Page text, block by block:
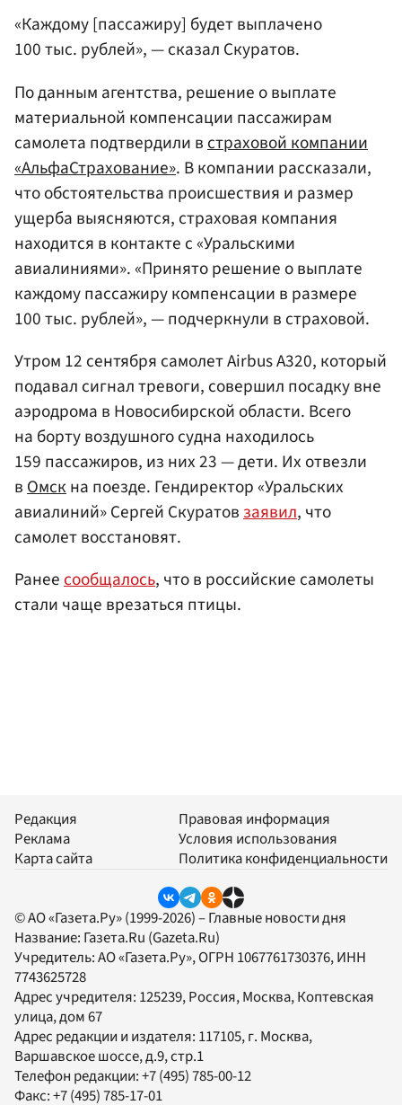
«Каждому [пассажиру] будет выплачено
100 тыс. рублей», — сказал Скуратов.
По данным агентства, решение о выплате
материальной компенсации пассажирам
самолета подтвердили в страховой компании
«АльфаСтрахование». В компании рассказали,
что обстоятельства происшествия и размер
ущерба выясняются, страховая компания
находится в контакте с «Уральскими
авиалиниями». «Принято решение о выплате
каждому пассажиру компенсации в размере
100 тыс. рублей», — подчеркнули в страховой.
Утром 12 сентября самолет Airbus A320, который
подавал сигнал тревоги, совершил посадку вне
аэродрома в Новосибирской области. Всего
на борту воздушного судна находилось
159 пассажиров, из них 23 — дети. Их отвезли
вОмскна поезде. Гендиректор «Уральских
авиалиний» Сергей Скуратовзаявил, что
самолет восстановят.
Ранеесообщалось, что в российские самолеты
стали чаще врезаться птицы.
Редакция
Реклама
Карта сайта
Правовая информация
Условия использования
Политика конфиденциальности
© АО «Газета.Ру» (1999-2026) – Главные новости дня
Название: Газета.Ru (Gazeta.Ru)
Учредитель:АО «Газета.Ру», ОГРН 1067761730376, ИНН
7743625728
Адрес учредителя: 125239, Россия, Москва, Коптевская
улица, дом 67
Адрес редакции и издателя: 117105, г. Москва,
Варшавское шоссе, д.9, стр.1
Телефон редакции:+7 (495) 785-00-12
Факс:+7 (495) 785-17-01